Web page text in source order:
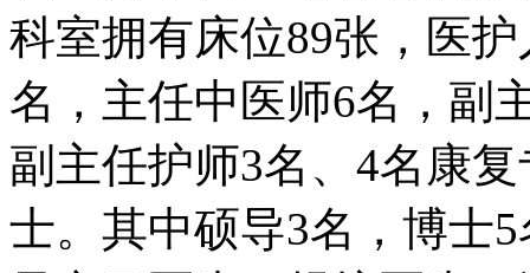
科室拥有床位89张，医
名，主任中医师6名，副
副主任护师3名、4名康
士。其中硕导3名，博士